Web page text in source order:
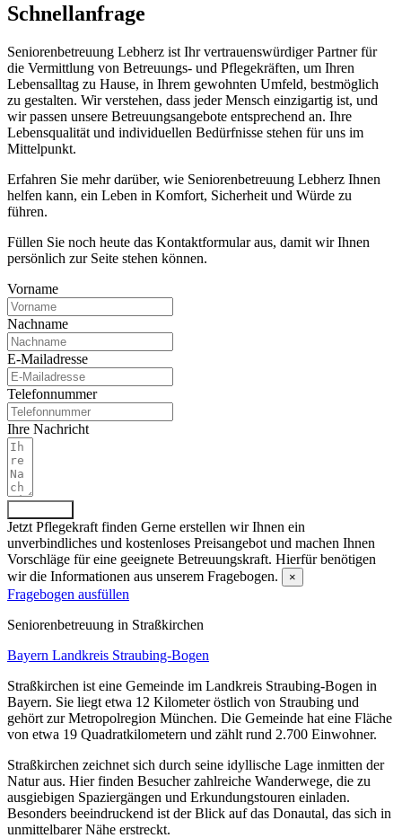
Schnell­anfrage
Seniorenbetreuung Lebherz ist Ihr vertrauenswürdiger Partner für
die Vermittlung von Betreuungs- und Pflegekräften, um Ihren
Lebensalltag zu Hause, in Ihrem gewohnten Umfeld, bestmöglich
zu gestalten. Wir verstehen, dass jeder Mensch einzigartig ist, und
wir passen unsere Betreuungsangebote entsprechend an. Ihre
Lebensqualität und individuellen Bedürfnisse stehen für uns im
Mittelpunkt.
Erfahren Sie mehr darüber, wie Seniorenbetreuung Lebherz Ihnen
helfen kann, ein Leben in Komfort, Sicherheit und Würde zu
führen.
Füllen Sie noch heute das Kontaktformular aus, damit wir Ihnen
persönlich zur Seite stehen können.
Vorname
Nachname
E-Mailadresse
Telefonnummer
Ihre Nachricht
Jetzt Pflegekraft finden Gerne erstellen wir Ihnen ein
unverbindliches und kostenloses Preisangebot und machen Ihnen
Vorschläge für eine geeignete Betreuungskraft. Hierfür benötigen
wir die Informationen aus unserem Fragebogen.
×
Fragebogen ausfüllen
Senioren­betreuung in Straßkirchen
Bayern Landkreis Straubing-Bogen
Straßkirchen ist eine Gemeinde im Landkreis Straubing-Bogen in
Bayern. Sie liegt etwa 12 Kilometer östlich von Straubing und
gehört zur Metropolregion München. Die Gemeinde hat eine Fläche
von etwa 19 Quadratkilometern und zählt rund 2.700 Einwohner.
Straßkirchen zeichnet sich durch seine idyllische Lage inmitten der
Natur aus. Hier finden Besucher zahlreiche Wanderwege, die zu
ausgiebigen Spaziergängen und Erkundungstouren einladen.
Besonders beeindruckend ist der Blick auf das Donautal, das sich in
unmittelbarer Nähe erstreckt.